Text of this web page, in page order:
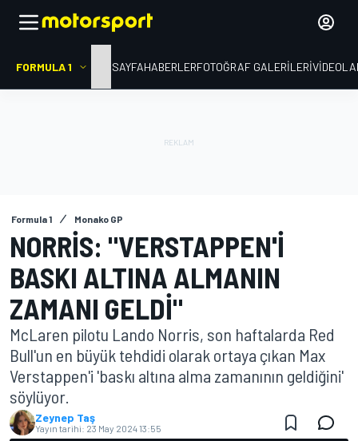
FORMULA 1 ANA SAYFAHABERLERFOTOĞRAF GALERILERI
Formula 1 Monako GP
NORRIS: "VERSTAPPEN'I
BASKI ALTINA ALMANIN
ZAMANI GELDI"
McLaren pilotu Lando Norris, son haftalarda Red
Bull'un en büyük tehdidi olarak ortaya çıkan Max
Verstappen'i 'baskı altına alma zamanının geldiğini'
söylüyor.
Zeynep Taş
Yayın tarihi: 23 May 2024 13:55